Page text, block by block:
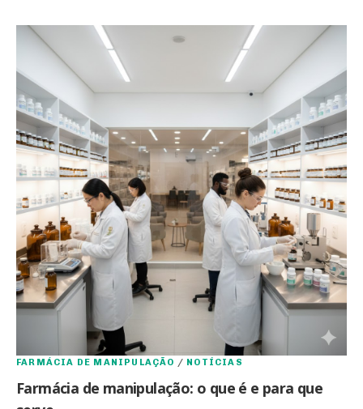
FARMÁCIA DE MANIPULAÇÃO / NOTÍCIAS
Farmácia de manipulação: o que é e para que